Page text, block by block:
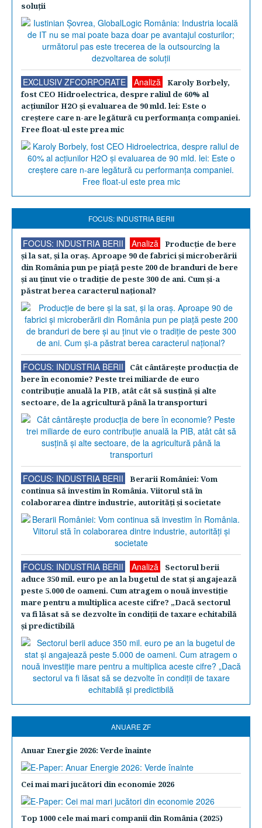
soluţii
EXCLUSIV ZFCORPORATE Analiză
Karoly Borbely,
fost CEO Hidroelectrica, despre raliul de 60% al
acţiunilor H2O şi evaluarea de 90 mld. lei: Este o
creştere care n-are legătură cu performanţa companiei.
Free float-ul este prea mic
FOCUS: INDUSTRIA BERII
FOCUS: INDUSTRIA BERII Analiză
Producţie de bere
şi la sat, şi la oraş. Aproape 90 de fabrici şi microberării
din România pun pe piaţă peste 200 de branduri de bere
şi au ţinut vie o tradiţie de peste 300 de ani. Cum şi-a
păstrat berea caracterul naţional?
FOCUS: INDUSTRIA BERII
Cât cântăreşte producţia de
bere în economie? Peste trei miliarde de euro
contribuţie anuală la PIB, atât cât să susţină şi alte
sectoare, de la agricultură până la transporturi
FOCUS: INDUSTRIA BERII
Berarii României: Vom
continua să investim în România. Viitorul stă în
colaborarea dintre industrie, autorităţi şi societate
FOCUS: INDUSTRIA BERII Analiză
Sectorul berii
aduce 350 mil. euro pe an la bugetul de stat şi angajează
peste 5.000 de oameni. Cum atragem o nouă investiţie
mare pentru a multiplica aceste cifre? „Dacă sectorul
va fi lăsat să se dezvolte în condiţii de taxare echitabilă
şi predictibilă
ANUARE ZF
Anuar Energie 2026: Verde înainte
Cei mai mari jucători din economie 2026
Top 1000 cele mai mari companii din România (2025)